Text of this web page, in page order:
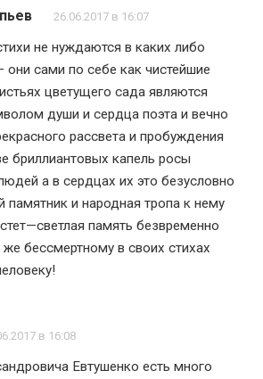
26.06.2017 в 16:07
не нуждаются в каких либо
сами по себе как чистейшие
цветущего сада являются
души и сердца поэта и вечно
рассвета и пробуждения
бриллиантовых капель росы
а в сердцах их это безусловно
памятник и народная тропа к нему
память безвременно
бессмертному в своих стихах
в 16:08
Евтушенко есть много